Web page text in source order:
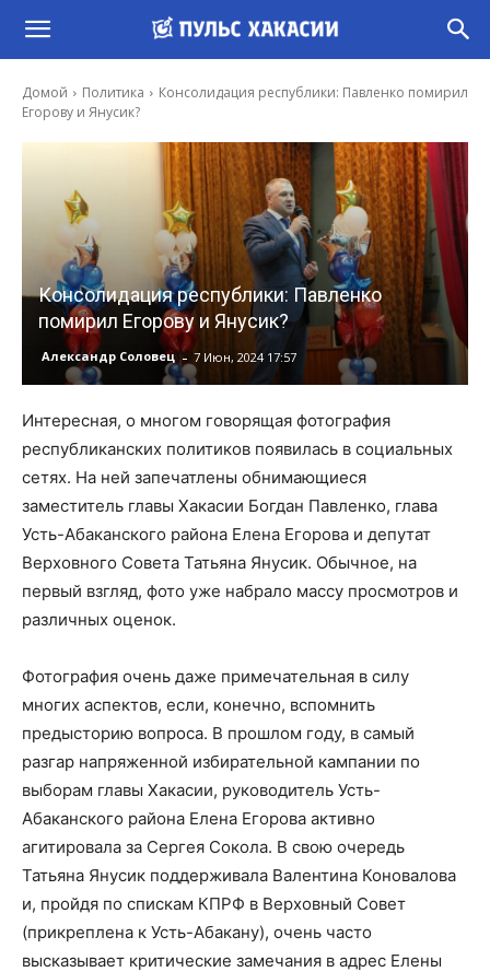
Домой Политика
Консолидация республики: Павленко помирил
Егорову и Янусик?
Консолидация республики: Павленко
помирил Егорову и Янусик?
Александр Соловец - 7 Июн, 2024 17:57
Интересная, о многом говорящая фотография
республиканских политиков появилась в социальных
сетях. На ней запечатлены обнимающиеся
заместитель главы Хакасии Богдан Павленко, глава
Усть-Абаканского района Елена Егорова и депутат
Верховного Совета Татьяна Янусик. Обычное, на
первый взгляд, фото уже набрало массу просмотров и
различных оценок.
Фотография очень даже примечательная в силу
многих аспектов, если, конечно, вспомнить
предысторию вопроса. В прошлом году, в самый
разгар напряженной избирательной кампании по
выборам главы Хакасии, руководитель Усть-
Абаканского района Елена Егорова активно
агитировала за Сергея Сокола. В свою очередь
Татьяна Янусик поддерживала Валентина Коновалова
и, пройдя по спискам КПРФ в Верховный Совет
(прикреплена к Усть-Абакану), очень часто
высказывает критические замечания в адрес Елены